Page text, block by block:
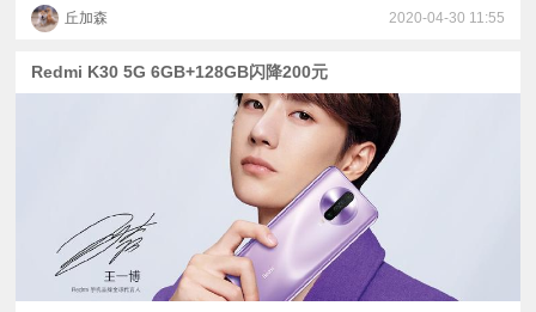
丘加森 2020-04-30 11:55
Redmi K30 5G 6GB+128GB闪降200元